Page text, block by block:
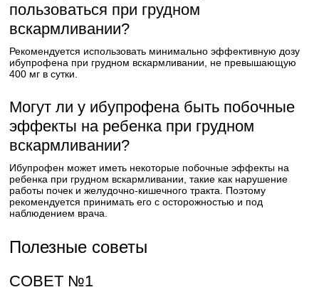
пользоваться при грудном
вскармливании?
Рекомендуется использовать минимально эффективную дозу
ибупрофена при грудном вскармливании, не превышающую
400 мг в сутки.
Могут ли у ибупрофена быть побочные
эффекты на ребенка при грудном
вскармливании?
Ибупрофен может иметь некоторые побочные эффекты на
ребенка при грудном вскармливании, такие как нарушение
работы почек и желудочно-кишечного тракта. Поэтому
рекомендуется принимать его с осторожностью и под
наблюдением врача.
Полезные советы
СОВЕТ №1